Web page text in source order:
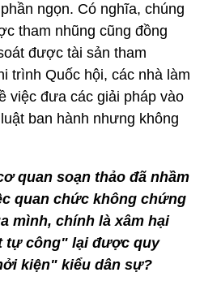
ngọn. Có nghĩa, chúng
tham nhũng cũng đồng
được tài sản tham
trình Quốc hội, các nhà làm
việc đưa các giải pháp vào
ban hành nhưng không
quan soạn thảo đã nhầm
quan chức không chứng
mình, chính là xâm hại
tự công" lại được quy
kiện" kiểu dân sự?